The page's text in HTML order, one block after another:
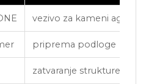
vezivo za kameni agregat
priprema podloge
zatvaranje strukture